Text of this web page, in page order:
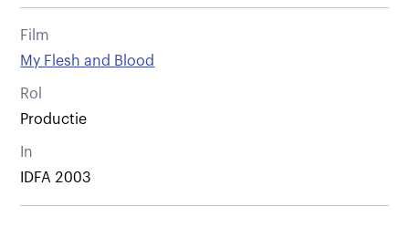
Film
My Flesh and Blood
Rol
Productie
In
IDFA 2003